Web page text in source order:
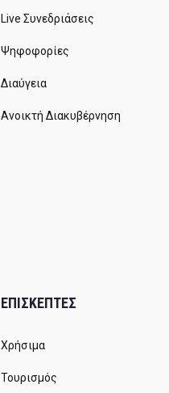
Live Συνεδριάσεις
Ψηφοφορίες
Διαύγεια
Ανοικτή Διακυβέρνηση
ΕΠΙΣΚΕΠΤΕΣ
Χρήσιμα
Τουρισμός